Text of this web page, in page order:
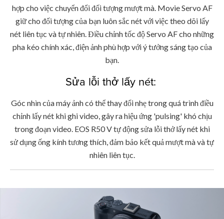
hợp cho việc chuyển đổi đối tượng mượt mà. Movie Servo AF
giữ cho đối tượng của bạn luôn sắc nét với việc theo dõi lấy
nét liên tục và tự nhiên. Điều chỉnh tốc độ Servo AF cho những
pha kéo chính xác, điện ảnh phù hợp với ý tưởng sáng tạo của
bạn.
Sửa lỗi thở lấy nét:
Góc nhìn của máy ảnh có thể thay đổi nhẹ trong quá trình điều
chỉnh lấy nét khi ghi video, gây ra hiệu ứng 'pulsing' khó chịu
trong đoạn video. EOS R50 V tự động sửa lỗi thở lấy nét khi
sử dụng ống kính tương thích, đảm bảo kết quả mượt mà và tự
nhiên liên tục.